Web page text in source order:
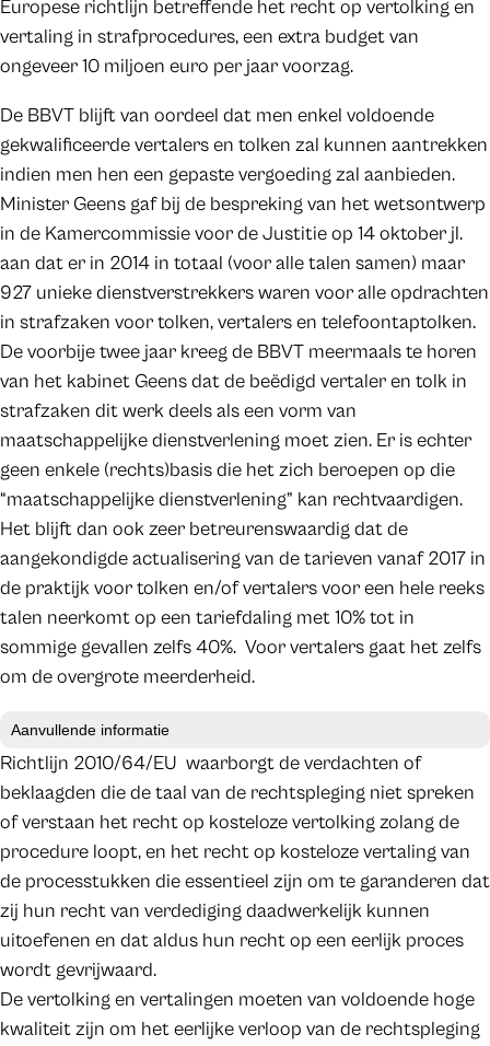
Europese richtlijn betreffende het recht op vertolking en
vertaling in strafprocedures, een extra budget van
ongeveer 10 miljoen euro per jaar voorzag.
De BBVT blijft van oordeel dat men enkel voldoende
gekwalificeerde vertalers en tolken zal kunnen aantrekken
indien men hen een gepaste vergoeding zal aanbieden.
Minister Geens gaf bij de bespreking van het wetsontwerp
in de Kamercommissie voor de Justitie op 14 oktober jl.
aan dat er in 2014 in totaal (voor alle talen samen) maar
927 unieke dienstverstrekkers waren voor alle opdrachten
in strafzaken voor tolken, vertalers en telefoontaptolken.
De voorbije twee jaar kreeg de BBVT meermaals te horen
van het kabinet Geens dat de beëdigd vertaler en tolk in
strafzaken dit werk deels als een vorm van
maatschappelijke dienstverlening moet zien. Er is echter
geen enkele (rechts)basis die het zich beroepen op die
“maatschappelijke dienstverlening” kan rechtvaardigen.
Het blijft dan ook zeer betreurenswaardig dat de
aangekondigde actualisering van de tarieven vanaf 2017 in
de praktijk voor tolken en/of vertalers voor een hele reeks
talen neerkomt op een tariefdaling met 10% tot in
sommige gevallen zelfs 40%. Voor vertalers gaat het zelfs
om de overgrote meerderheid.
Aanvullende informatie
Richtlijn 2010/64/EU waarborgt de verdachten of
beklaagden die de taal van de rechtspleging niet spreken
of verstaan het recht op kosteloze vertolking zolang de
procedure loopt, en het recht op kosteloze vertaling van
de processtukken die essentieel zijn om te garanderen dat
zij hun recht van verdediging daadwerkelijk kunnen
uitoefenen en dat aldus hun recht op een eerlijk proces
wordt gevrijwaard.
De vertolking en vertalingen moeten van voldoende hoge
kwaliteit zijn om het eerlijke verloop van de rechtspleging